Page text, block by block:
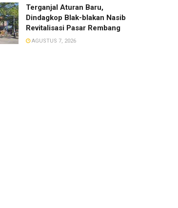
Terganjal Aturan Baru,
Dindagkop Blak-blakan Nasib
Revitalisasi Pasar Rembang
AGUSTUS 7, 2026